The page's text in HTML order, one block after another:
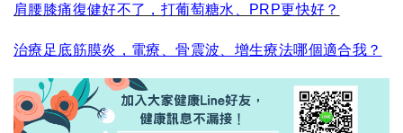
肩腰膝痛復健好不了，打葡萄糖水、PRP更快好？
治療足底筋膜炎，電療、骨震波、增生療法哪個適合我？